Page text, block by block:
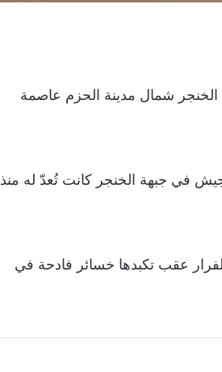
شمال مدينة الحزم عاصمة
في جبهة الخنجر كانت تُعدّ له منذ
عقب تكبدها خسائر فادحة في